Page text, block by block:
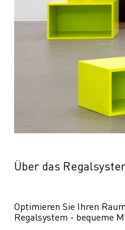
Über das
Optimieren Sie Ihren
Regalsystem - bequeme